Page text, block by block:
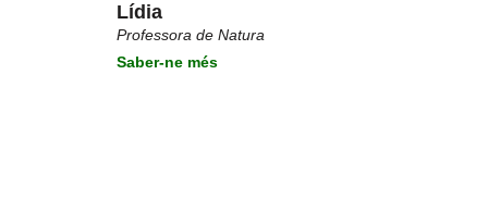
Lídia
Professora de Natura
Saber-ne més